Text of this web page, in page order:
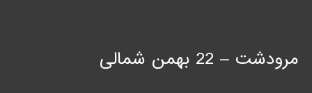
مرودشت – 22 بهمن شمالی